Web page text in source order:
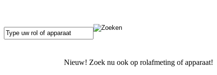
Nieuw! Zoek nu ook op rolafmeting of apparaat!